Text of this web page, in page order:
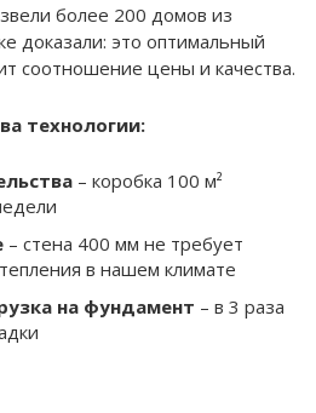
более 200 домов из
доказали: это оптимальный
соотношение цены и качества.
технологии:
– коробка 100 м²
– стена 400 мм не требует
в нашем климате
на фундамент – в 3 раза